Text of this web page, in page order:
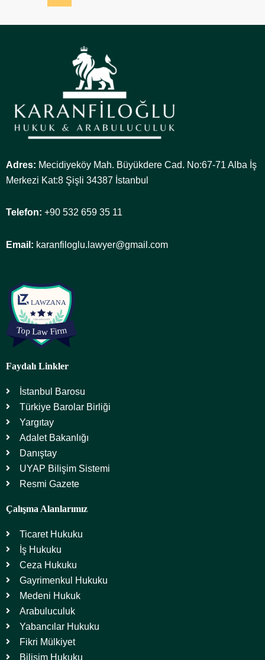
Adres: Mecidiyeköy Mah. Büyükdere Cad. No:67-71 Alba İş
Merkezi Kat:8 Şişli 34387 İstanbul
Telefon: +90 532 659 35 11
Email: karanfiloglu.lawyer@gmail.com
Faydalı Linkler
İstanbul Barosu
Türkiye Barolar Birliği
Yargıtay
Adalet Bakanlığı
Danıştay
UYAP Bilişim Sistemi
Resmi Gazete
Çalışma Alanlarımız
Ticaret Hukuku
İş Hukuku
Ceza Hukuku
Gayrimenkul Hukuku
Medeni Hukuk
Arabuluculuk
Yabancılar Hukuku
Fikri Mülkiyet
Bilişim Hukuku